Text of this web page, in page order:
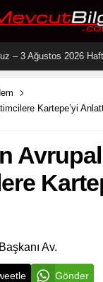
Kartepe’yi
Av.
Gönder